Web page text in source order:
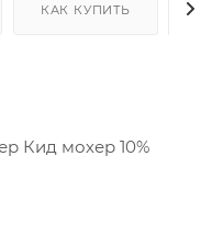
КАК КУПИТЬ
Кид мохер 10%